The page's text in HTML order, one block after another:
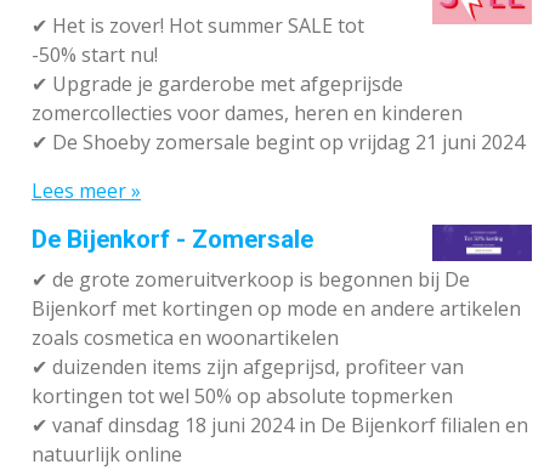
✔ Het is zover! Hot summer SALE tot
-50% start nu!
✔ Upgrade je garderobe met afgeprijsde
zomercollecties voor dames, heren en kinderen
✔ De Shoeby zomersale begint op vrijdag 21 juni 2024
Lees meer »
De Bijenkorf - Zomersale
✔ de grote zomeruitverkoop is begonnen bij De
Bijenkorf met kortingen op mode en andere artikelen
zoals cosmetica en woonartikelen
✔ duizenden items zijn afgeprijsd, profiteer van
kortingen tot wel 50% op absolute topmerken
✔ vanaf dinsdag 18 juni 2024 in De Bijenkorf filialen en
natuurlijk online